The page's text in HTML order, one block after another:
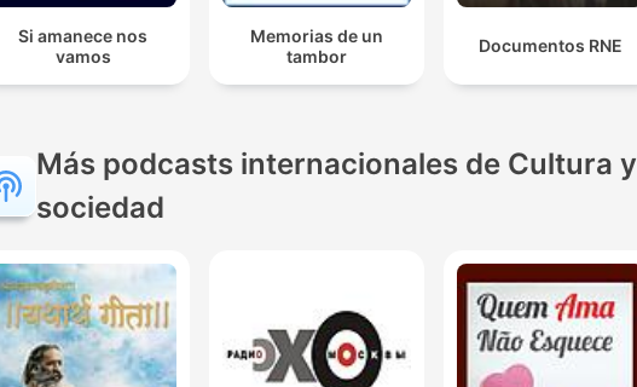
Si amanece nos
vamos
Memorias de un
tambor
Documentos RNE
Más podcasts internacionales de Cultura y
sociedad